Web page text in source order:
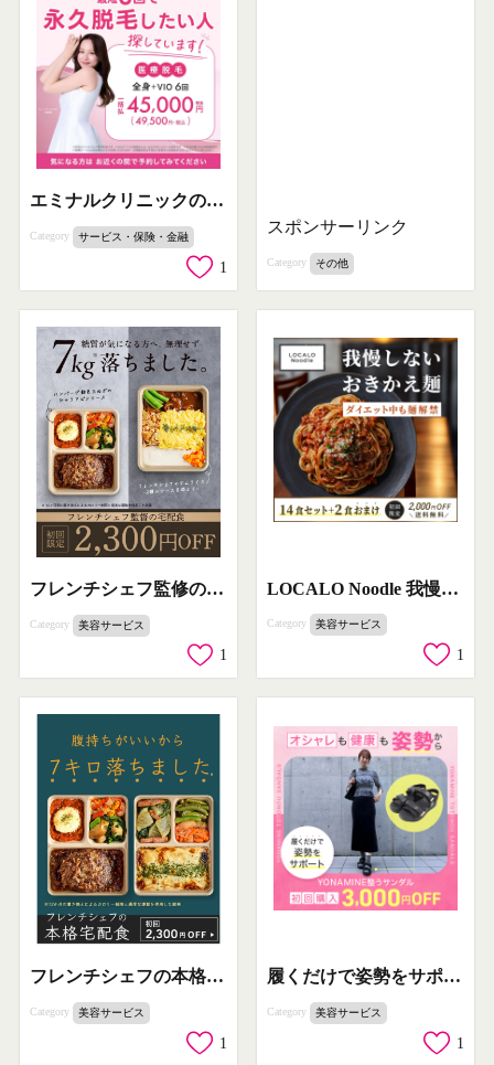
エミナルクリニックの最短6回で完了する全身医療脱毛
Category サービス・保険・金融
1
スポンサーリンク
Category その他
フレンチシェフ監修の糖質調整宅配食で7kg減量サポート
Category 美容サービス
1
LOCALO Noodle 我慢しないダイエットおきかえ麺
Category 美容サービス
1
フレンチシェフの本格宅配食：ダイエットをサポートする健康宅食サービス
Category 美容サービス
1
履くだけで姿勢をサポートするYONAMINE整うサンダル
Category 美容サービス
1